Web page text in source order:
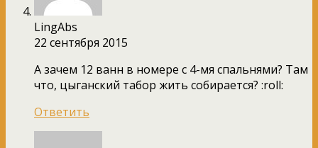
LingAbs
22 сентября 2015
А зачем 12 ванн в номере с 4-мя спальнями? Там
что, цыганский табор жить собирается? :roll:
Ответить